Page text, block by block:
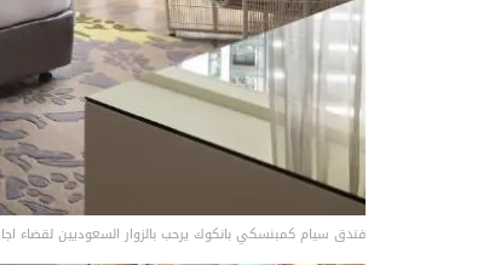
فندق سيام كمبنسكي بانكوك يرحب بالزوار السعوديين لقضاء اجازة